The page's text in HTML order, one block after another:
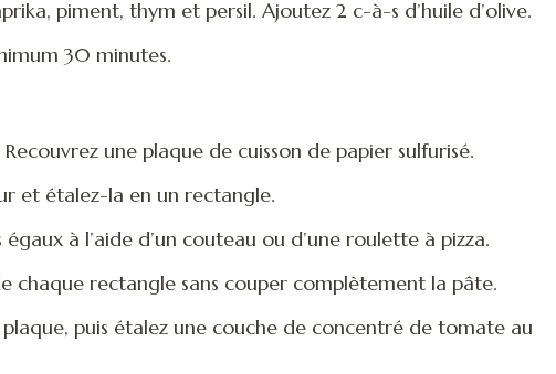
piment, thym et persil. Ajoutez 2 c-à-s d’huile d’olive.
30 minutes.
une plaque de cuisson de papier sulfurisé.
et étalez-la en un rectangle.
à l’aide d’un couteau ou d’une roulette à pizza.
chaque rectangle sans couper complètement la pâte.
puis étalez une couche de concentré de tomate au